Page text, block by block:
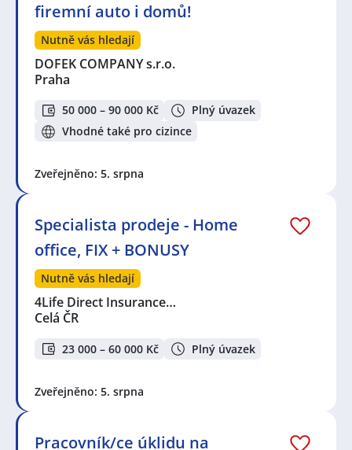
firemní auto i domů!
Nutně vás hledají
DOFEK COMPANY s.r.o.
Praha
50 000 – 90 000 Kč
Plný úvazek
Vhodné také pro cizince
Zveřejněno: 5. srpna
Specialista prodeje - Home
office, FIX + BONUSY
Nutně vás hledají
4Life Direct Insurance…
Celá ČR
23 000 – 60 000 Kč Plný úvazek
Zveřejněno: 5. srpna
Pracovník/ce úklidu na